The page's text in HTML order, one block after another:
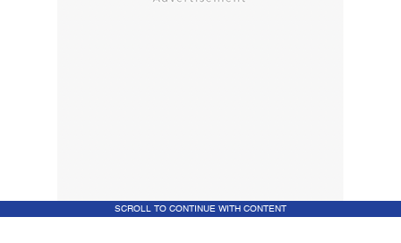
SCROLL TO CONTINUE WITH CONTENT